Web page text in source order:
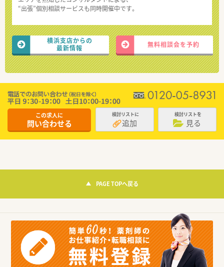
“出張”個別相談サービスも同時開催中です。
横浜支店からの
最新情報
無料相談会を予約
この求人に
問い合わせる
検討リストに
追加
検討リストを
見る
PAGE TOPへ戻る